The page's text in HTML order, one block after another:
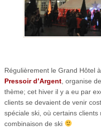
Régulièrement le Grand Hôtel
Pressoir d’Argent, organise
thème; cet hiver il y a eu par
clients se devaient de venir
spéciale ski, où certains clients
combinaison de ski